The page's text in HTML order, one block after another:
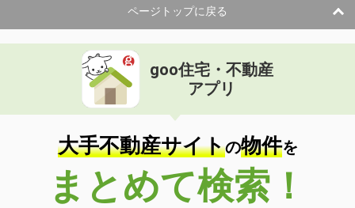
ページトップに戻る
goo住宅・不動産
アプリ
大手不動産サイトの物件を
まとめて検索！